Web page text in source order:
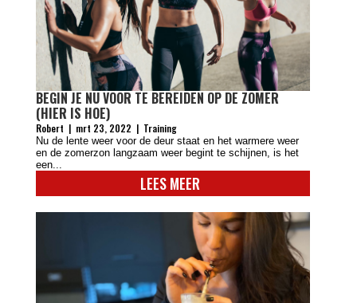
BEGIN JE NU VOOR TE BEREIDEN OP DE ZOMER
(HIER IS HOE)
Robert | mrt 23, 2022 | Training
Nu de lente weer voor de deur staat en het warmere weer
en de zomerzon langzaam weer begint te schijnen, is het
een...
LEES MEER